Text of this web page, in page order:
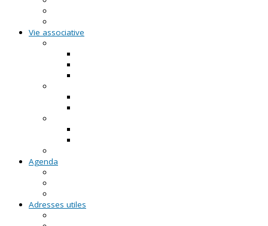
Vie associative
Agenda
Adresses utiles